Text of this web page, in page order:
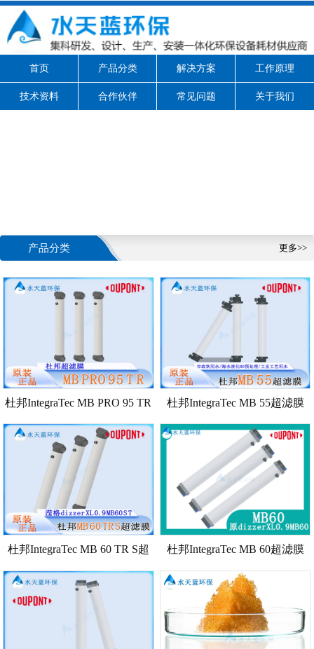
首页 产品分类 解决方案 工作原理
技术资料 合作伙伴 常见问题 关于我们
更多>>
产品分类
杜邦IntegraTec MB PRO 95 TR
适用于T-Rack机架的超滤膜 规
格参数
杜邦IntegraTec MB 55超滤膜
规格参数
杜邦IntegraTec MB 60 TR S超
滤膜 规格参数
杜邦IntegraTec MB 60超滤膜
规格参数